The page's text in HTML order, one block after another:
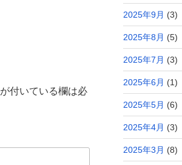
が付いている欄は必
2025年9月 (3)
2025年8月 (5)
2025年7月 (3)
2025年6月 (1)
2025年5月 (6)
2025年4月 (3)
2025年3月 (8)